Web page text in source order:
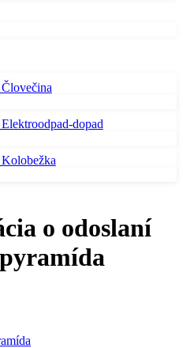
dopad
o odoslaní
pyramída